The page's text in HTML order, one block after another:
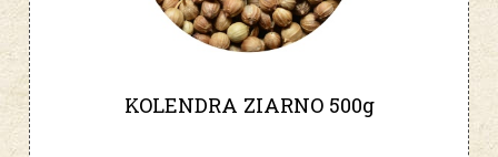
KOLENDRA ZIARNO 500g